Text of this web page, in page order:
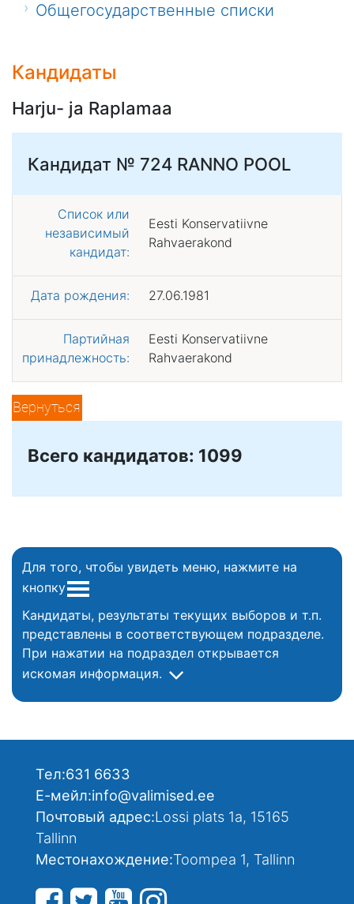
Общегосударственные списки
Кандидаты
Harju- ja Raplamaa
Кандидат № 724 RANNO POOL
Список или
независимый
кандидат:
Eesti Konservatiivne
Rahvaerakond
Дата рождения: 27.06.1981
Партийная
принадлежность:
Eesti Konservatiivne
Rahvaerakond
Вернуться
Всего кандидатов: 1099
Для того, чтобы увидеть меню, нажмите на
кнопку
Кандидаты, результаты текущих выборов и т.п.
представлены в соответствующем подразделе.
При нажатии на подраздел открывается
искомая информация.
Тел:631 6633
Е-мейл:info@valimised.ee
Почтовый адрес:Lossi plats 1a, 15165
Tallinn
Местонахождение:Toompea 1, Tallinn